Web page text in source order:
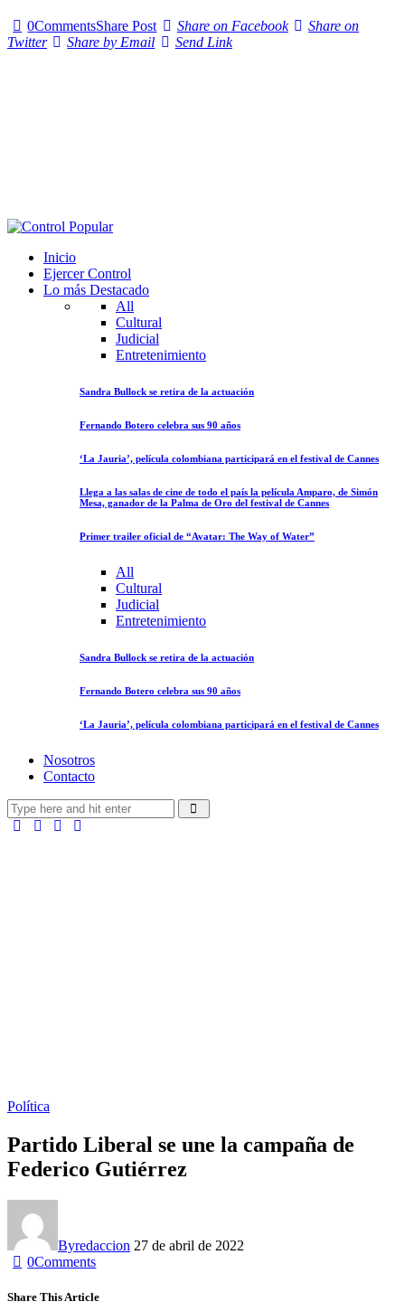
0CommentsShare Post Share on Facebook
Share on
Twitter
Share by Email Send Link
Inicio
Ejercer Control
Lo más Destacado
All
Cultural
Judicial
Entretenimiento
Sandra Bullock se retira de la actuación
Fernando Botero celebra sus 90 años
‘La Jauria’, película colombiana participará en el festival de Cannes
Llega a las salas de cine de todo el país la película Amparo, de Simón
Mesa, ganador de la Palma de Oro del festival de Cannes
Primer trailer oficial de “Avatar: The Way of Water”
All
Cultural
Judicial
Entretenimiento
Sandra Bullock se retira de la actuación
Fernando Botero celebra sus 90 años
‘La Jauria’, película colombiana participará en el festival de Cannes
Nosotros
Contacto
Política
Partido Liberal se une la campaña de
Federico Gutiérrez
Byredaccion 27 de abril de 2022
0Comments
Share This Article